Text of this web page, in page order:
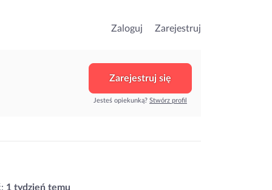
Zaloguj Zarejestruj
Zarejestruj się
Jesteś opiekunką? Stwórz profil
1 tydzień temu